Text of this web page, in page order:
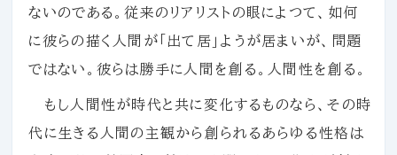
ないのである。従来のリアリストの眼によつて、如何
に彼らの描く人間が「出て居」ようが居まいが、問題
ではない。彼らは勝手に人間を創る。人間性を創る。
もし人間性が時代と共に変化するものなら、その時
代に生きる人間の主観から創られるあらゆる性格は